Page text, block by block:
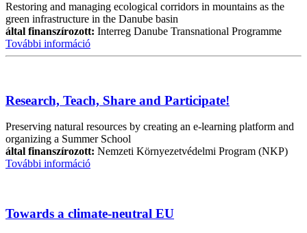
Restoring and managing ecological corridors in mountains as the
green infrastructure in the Danube basin
által finanszírozott: Interreg Danube Transnational Programme
További információ
Research, Teach, Share and Participate!
Preserving natural resources by creating an e-learning platform and
organizing a Summer School
által finanszírozott: Nemzeti Környezetvédelmi Program (NKP)
További információ
Towards a climate-neutral EU